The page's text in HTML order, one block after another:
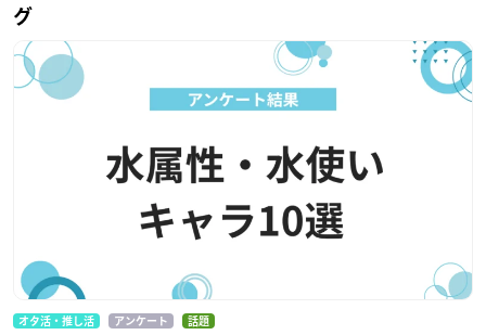
グ
オタ活・推し活 アンケート 話題